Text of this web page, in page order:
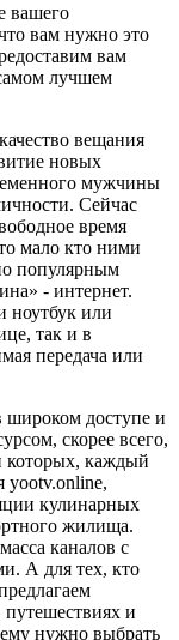
вашего
вам нужно это
вам
лучшем
вещания
новых
мужчины
Сейчас
время
мало кто ними
популярным
- интернет.
ноутбук или
так и в
передача или
доступе и
скорее всего,
которых, каждый
yootv.online,
кулинарных
жилища.
каналов с
А для тех, кто
и
нужно выбрать